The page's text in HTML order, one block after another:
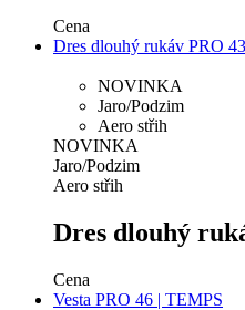
Cena
Dres dlouhý rukáv PRO
NOVINKA
Jaro/Podzim
Aero střih
NOVINKA
Jaro/Podzim
Aero střih
Dres dlouhý
Cena
Vesta PRO 46 | TEMPS